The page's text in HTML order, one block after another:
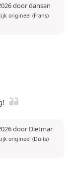
door dansan
origineel (Frans)
door Dietmar
origineel (Duits)